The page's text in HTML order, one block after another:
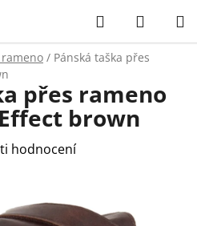
Hledat
KOŠÍK
/ Pánská taška přes
přes rameno
brown
hodnocení